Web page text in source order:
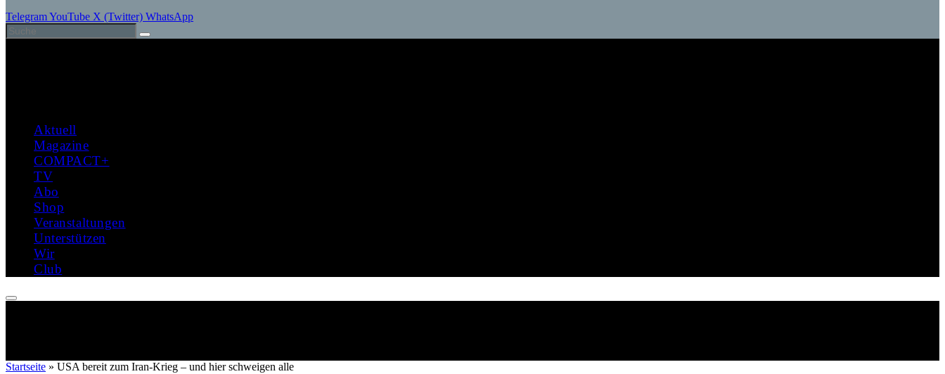
TelegramYouTube X (Twitter) WhatsApp
Aktuell
Magazine
COMPACT+
TV
Abo
Shop
Veranstaltungen
Unterstützen
Wir
Club
Startseite » USA bereit zum Iran-Krieg – und hier schweigen alle